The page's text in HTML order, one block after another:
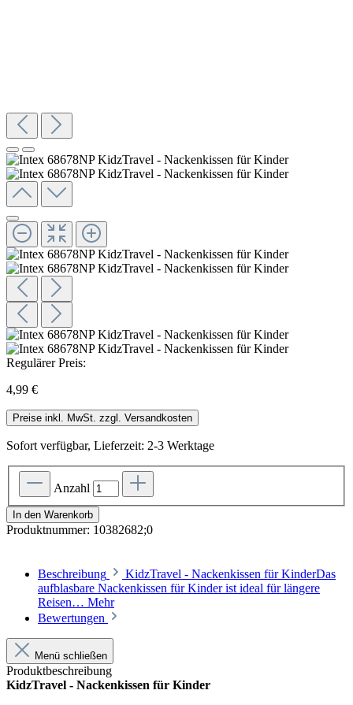
Regulärer Preis:
4,99 €
Preise inkl. MwSt. zzgl. Versandkosten
Sofort verfügbar, Lieferzeit: 2-3 Werktage
Anzahl
In den Warenkorb
Produktnummer: 10382682;0
Beschreibung
KidzTravel - Nackenkissen für KinderDas
aufblasbare Nackenkissen für Kinder ist ideal für längere
Reisen… Mehr
Bewertungen
Menü schließen
Produktbeschreibung
KidzTravel - Nackenkissen für Kinder